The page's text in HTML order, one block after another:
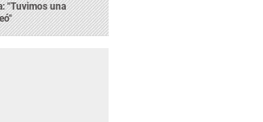
"Tuvimos una